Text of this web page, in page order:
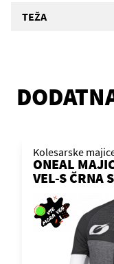
TEŽA
Kolesarske
ONEAL
VEL-S ČRNA